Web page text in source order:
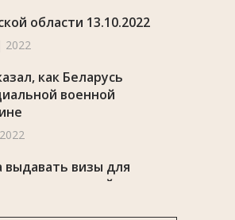
области 13.10.2022
2022
как Беларусь
военной
выдавать визы для
детей